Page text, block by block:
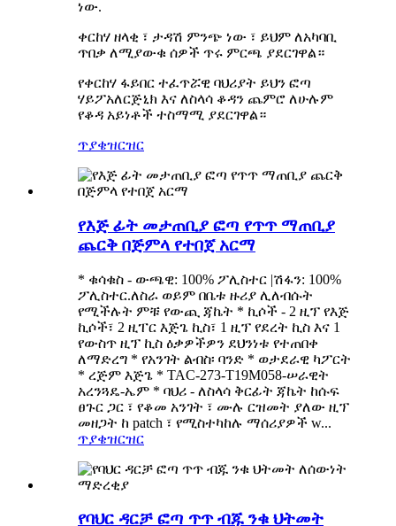
ነው.
ቀርከሃ ዘላቂ ፣ ታዳሽ ምንጭ ነው ፣ ይህም ለአካባቢ
ጥበቃ ለሚያውቁ ሰዎች ጥሩ ምርጫ ያደርገዋል።
የቀርከሃ ፋይበር ተፈጥሯዊ ባህሪያት ይህን ፎጣ
ሃይፖአለርጅኒክ እና ለስላሳ ቆዳን ጨምሮ ለሁሉም
የቆዳ አይነቶች ተስማሚ ያደርገዋል።
ጥያቄዝርዝር
የእጅ ፊት መታጠቢያ ፎጣ የጥጥ ማጠቢያ
ጨርቅ በጅምላ የተበጀ አርማ
* ቁሳቁስ - ውጫዊ: 100% ፖሊስተር |ሽፋን: 100%
ፖሊስተር.ለስራ ወይም በቤቱ ዙሪያ ሊለብሱት
የሚችሉት ምቹ የውጪ ጃኬት * ኪሶች - 2 ዚፕ የእጅ
ኪሶች፣ 2 ዚፐር እጅጌ ኪስ፣ 1 ዚፕ የደረት ኪስ እና 1
የውስጥ ዚፕ ኪስ ዕቃዎችዎን ደህንነቱ የተጠበቀ
ለማድረግ * የአንገት ልብስ፡ ባንድ * ወታደራዊ ካፖርት
* ረጅም እጅጌ * TAC-273-T19M058-ሠራዊት
አረንጓዴ-ኤም * ባህሪ - ለስላሳ ቅርፊት ጃኬት ከሱፍ
ፀጉር ጋር ፣ የቆመ አንገት ፣ ሙሉ ርዝመት ያለው ዚፕ
መዘጋት ከ patch ፣ የሚስተካከሉ ማሰሪያዎች w...
ጥያቄዝርዝር
የባህር ዳርቻ ፎጣ ጥጥ ብጁ ንቁ ህትመት